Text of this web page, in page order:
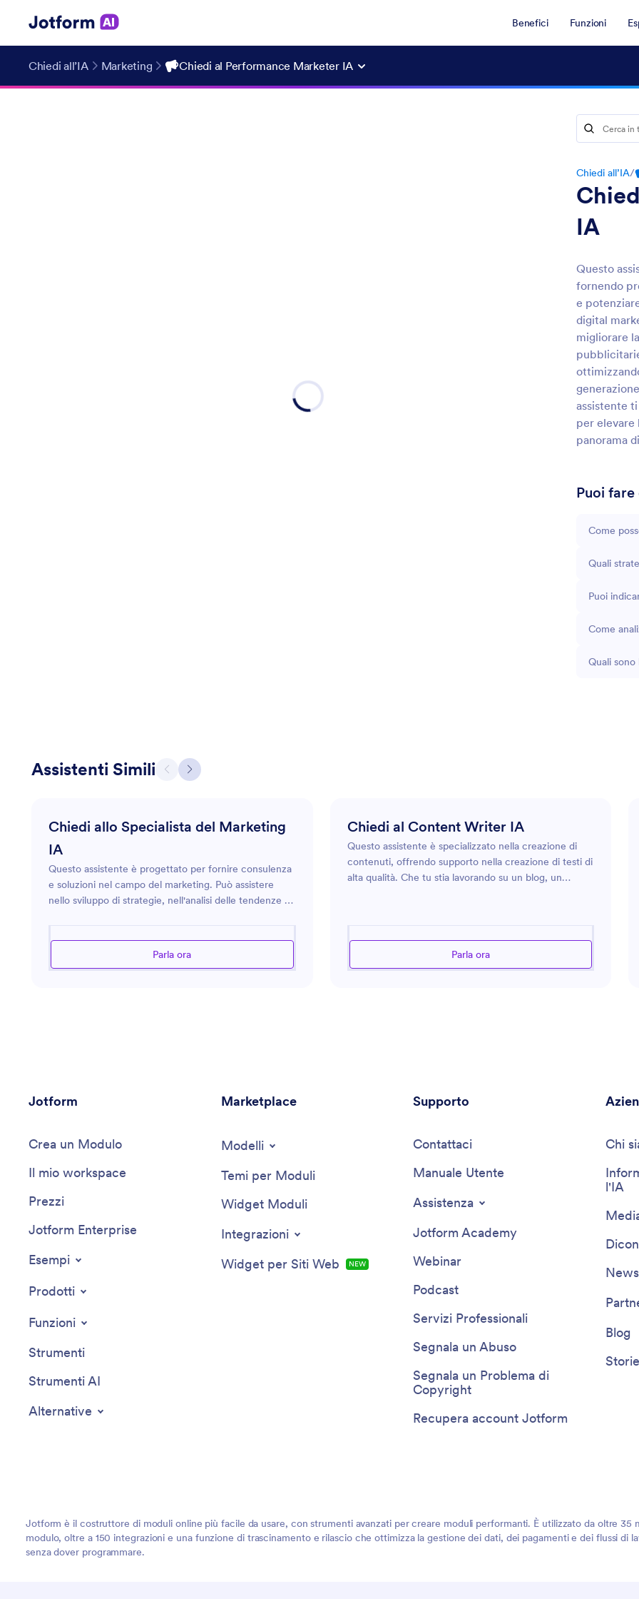
Benefici Funzioni
Chiedi all’IA Marketing Chiedi al Performance Marketer IA
Chiedi all’IA/
IA
Questo
fornendo
e
digital
migliorare
assistente
per
panorama
Puoi
Come
Quali
Puoi
Come
Quali
Assistenti Simili
Chiedi allo Specialista del Marketing
IA
Questo assistente è progettato per fornire consulenza
e soluzioni nel campo del marketing. Può assistere
nello sviluppo di strategie, nell'analisi delle tendenze di
migliorare la presenza online del tuo marchio o
cercando nuovi modi per coinvolgere più
Parla ora
Chiedi al Content Writer IA
Questo assistente è specializzato nella creazione di
contenuti, offrendo supporto nella creazione di testi di
alta qualità. Che tu stia lavorando su un blog, un
linguistiche e rimanendo aggiornato sulle tendenze
attuali, l'assistente garantisce che i tuoi contenuti
siano pertinenti e accattivanti. Fornisce inoltre
Parla ora
Jotform
Crea un Modulo
Il mio workspace
Prezzi
Jotform Enterprise
Esempi
Prodotti
Funzioni
Strumenti
Strumenti AI
Alternative
Marketplace
Modelli
Temi per Moduli
Widget Moduli
Integrazioni
Widget per Siti Web
NEW
Supporto
Contattaci
Manuale Utente
Assistenza
Jotform Academy
Webinar
Podcast
Servizi Professionali
Segnala un Abuso
Segnala un Problema di
Copyright
Recupera account Jotform
Chi
l'IA
Blog
Jotform è il costruttore di moduli online più facile da usare, con strumenti avanzati per creare moduli performanti. È utilizzato da oltre
modulo, oltre a 150 integrazioni e una funzione di trascinamento e rilascio che ottimizza la gestione dei dati, dei pagamenti e dei flussi di
senza dover programmare.